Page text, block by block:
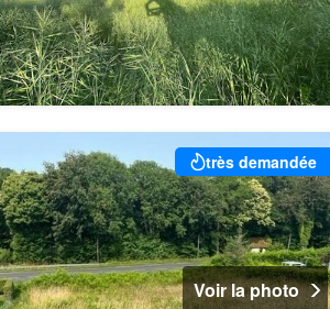
très demandée
Voir la photo